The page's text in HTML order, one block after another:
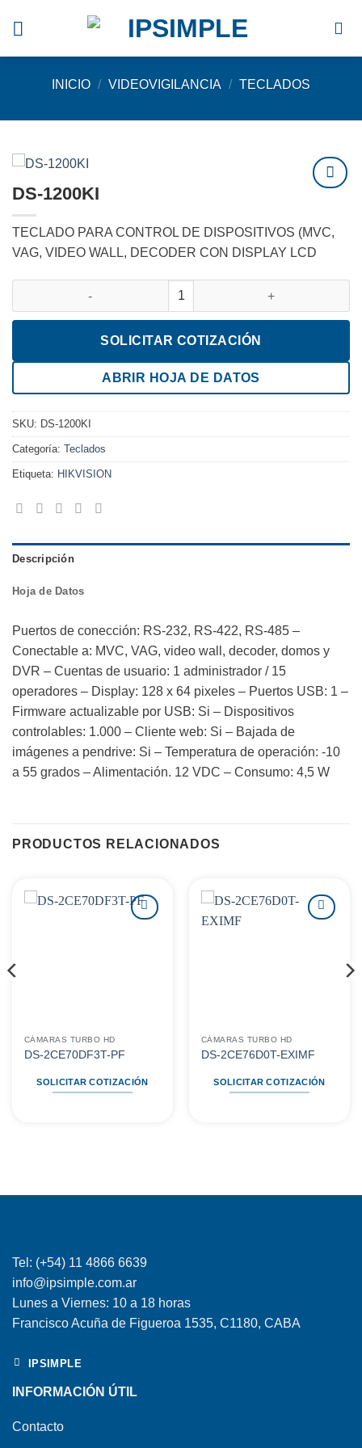
INICIO / VIDEOVIGILANCIA / TECLADOS
favoritos
DS-1200KI
TECLADO PARA CONTROL DE DISPOSITIVOS (MVC,
VAG, VIDEO WALL, DECODER CON DISPLAY LCD
SOLICITAR COTIZACIÓN
ABRIR HOJA DE DATOS
SKU: DS-1200KI
Categoría: Teclados
Etiqueta: HIKVISION
Descripción
Hoja de Datos
Puertos de conección: RS-232, RS-422, RS-485 –
Conectable a: MVC, VAG, video wall, decoder, domos y
DVR – Cuentas de usuario: 1 administrador / 15
operadores – Display: 128 x 64 pixeles – Puertos USB: 1 –
Firmware actualizable por USB: Si – Dispositivos
controlables: 1.000 – Cliente web: Si – Bajada de
imágenes a pendrive: Si – Temperatura de operación: -10
a 55 grados – Alimentación. 12 VDC – Consumo: 4,5 W
PRODUCTOS RELACIONADOS
CÁMARAS TURBO HD
DS-2CE70DF3T-PF
SOLICITAR COTIZACIÓN
CÁMARAS TURBO HD
DS-2CE76D0T-EXIMF
SOLICITAR COTIZACIÓN
Tel: (+54) 11 4866 6639
info@ipsimple.com.ar
Lunes a Viernes: 10 a 18 horas
Francisco Acuña de Figueroa 1535, C1180, CABA
IPSIMPLE
INFORMACIÓN ÚTIL
Contacto